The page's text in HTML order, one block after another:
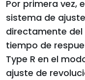
Por primera vez,
sistema de
directamente del
tiempo de
Type R en el
ajuste de